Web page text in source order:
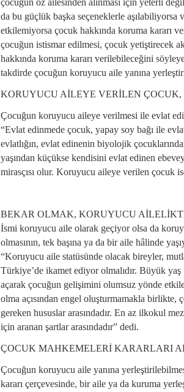
çocuğun öz ailesinden alınması için yeterli
da bu güçlük başka seçeneklerle
etkilemiyorsa çocuk hakkında koruma kararı
çocuğun istismar edilmesi, çocuk yetiştirecek
hakkında koruma kararı verilebileceğini
takdirde çocuğun koruyucu aile yanına
KORUYUCU AİLEYE VERİLEN
Çocuğun koruyucu aileye verilmesi ile evlat
“Evlat edinmede çocuk, yapay soy bağı ile
evlatlığın, evlat edinenin biyolojik
yaşından küçükse kendisini evlat edinen
mirasçısı olur. Koruyucu aileye verilen çocuk
BEKAR OLMAK, KORUYUCU
İsmi koruyucu aile olarak geçiyor olsa da
olmasının, tek başına ya da bir aile hâlinde
“Koruyucu aile statüsünde olacak bireyler,
Türkiye’de ikamet ediyor olmalıdır. Büyük
açarak çocuğun gelişimini olumsuz yönde
olma açısından engel oluşturmamakla birlikte,
gereken hususlar arasındadır. En az ilkokul
için aranan şartlar arasındadır” dedi.
ÇOCUK MAHKEMELERİ KARARLARI
Çocuğun koruyucu aile yanına
kararı çerçevesinde, bir aile ya da kuruma